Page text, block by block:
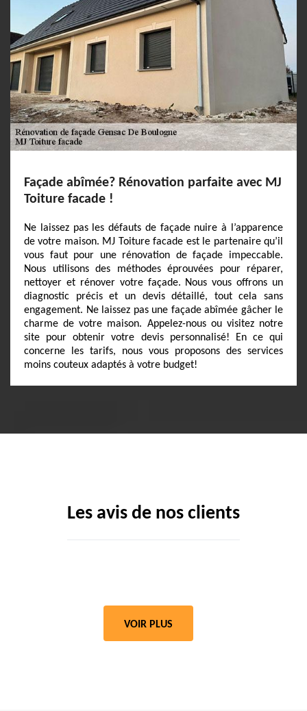
Façade abîmée? Rénovation parfaite avec MJ
Toiture facade !
Ne laissez pas les défauts de façade nuire à l’apparence
de votre maison. MJ Toiture facade est le partenaire qu’il
vous faut pour une rénovation de façade impeccable.
Nous utilisons des méthodes éprouvées pour réparer,
nettoyer et rénover votre façade. Nous vous offrons un
diagnostic précis et un devis détaillé, tout cela sans
engagement. Ne laissez pas une façade abîmée gâcher le
charme de votre maison. Appelez-nous ou visitez notre
site pour obtenir votre devis personnalisé! En ce qui
concerne les tarifs, nous vous proposons des services
moins couteux adaptés à votre budget!
Les avis de nos clients
VOIR PLUS